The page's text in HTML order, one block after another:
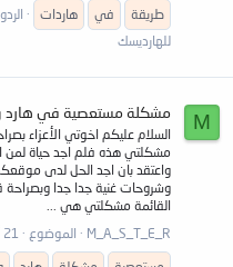
طريقة
في هاردات
للهارديسك
M مشكلة مستعصية في هارد
السلام عليكم اخوتي الأعزاء
مشكلتي هذه فلم اجد حياة
واعتقد بان اجد الحل لدى
وشروحات غنية جدا جدا
القائمة مشكلتي هي ...
M_A_S_T_E_R
الموضوع 21 أغسطس 2013